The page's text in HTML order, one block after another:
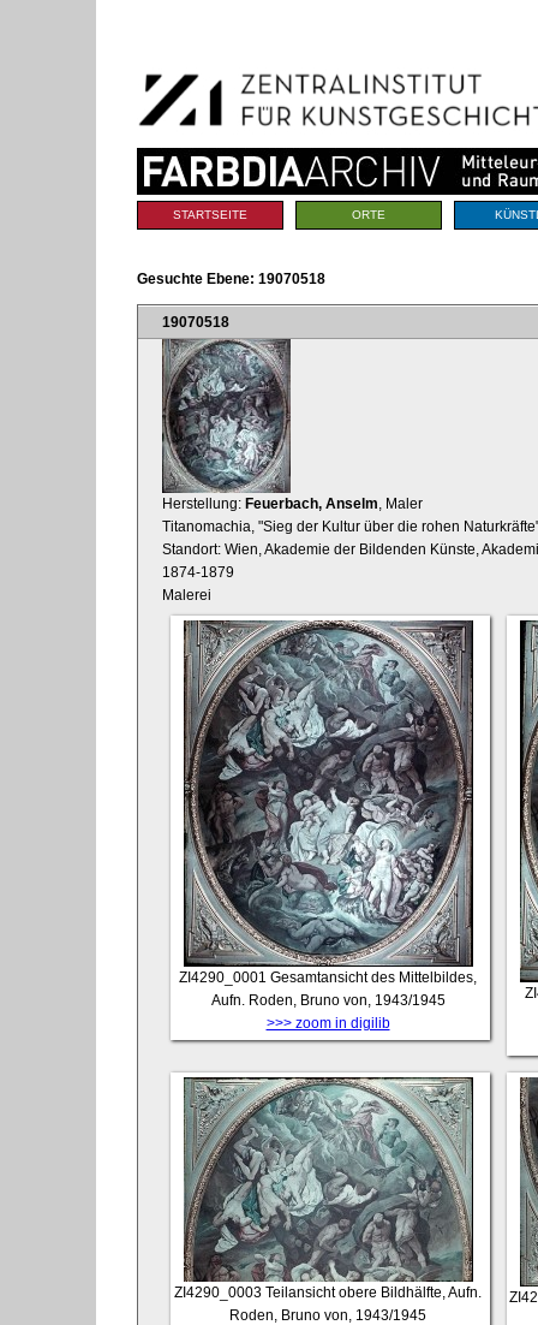
Navigation
Sektionen
STARTSEITE ORTE
Gesuchte Ebene: 19070518
19070518
Herstellung: Feuerbach, Anselm , Maler
Titanomachia, "Sieg der Kultur über die rohen
Standort: Wien, Akademie der Bildenden Künste,
1874-1879
Malerei
ZI4290_0001 Gesamtansicht des Mittelbildes,
Aufn. Roden, Bruno von, 1943/1945
>>> zoom in digilib
ZI4290_0003 Teilansicht obere Bildhälfte, Aufn.
Roden, Bruno von, 1943/1945